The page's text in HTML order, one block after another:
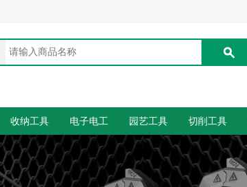
收纳工具 电子电工 园艺工具 切削工具